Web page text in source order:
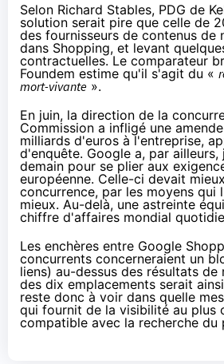
Selon Richard Stables, PDG de
solution serait pire que celle de
des fournisseurs de contenus de
dans Shopping, et levant
contractuelles. Le comparateur
Foundem estime qu'il s'agit du «
mort-vivante ».
En juin, la direction de la
Commission a infligé une
milliards d'euros à l'entreprise,
d'enquête. Google a, par ailleurs,
demain pour se plier aux
européenne. Celle-ci devait
concurrence, par les moyens qui
mieux. Au-delà, une astreinte
chiffre d'affaires mondial
Les enchères entre Google
concurrents concerneraient un
liens) au-dessus des résultats de
des dix emplacements serait
reste donc à voir dans quelle
qui fournit de la visibilité au plus
compatible avec la recherche du